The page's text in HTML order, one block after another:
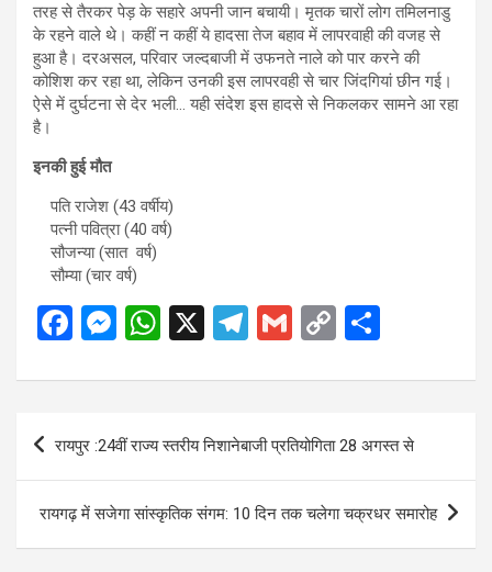
तरह से तैरकर पेड़ के सहारे अपनी जान बचायी। मृतक चारों लोग तमिलनाडु
के रहने वाले थे। कहीं न कहीं ये हादसा तेज बहाव में लापरवाही की वजह से
हुआ है। दरअसल, परिवार जल्दबाजी में उफनते नाले को पार करने की
कोशिश कर रहा था, लेकिन उनकी इस लापरवही से चार जिंदगियां छीन गई।
ऐसे में दुर्घटना से देर भली… यही संदेश इस हादसे से निकलकर सामने आ रहा
है।
इनकी हुई मौत
पति राजेश (43 वर्षीय)
पत्नी पवित्रा (40 वर्ष)
सौजन्या (सात वर्ष)
सौम्या (चार वर्ष)
F
ce
o
o
k
M
se
n
g
er
W
at
A
p
p
X
T
e
gr
a
m
G
ail
C
py
Li
n
k
ar
Post
navigation
रायपुर :24वीं राज्य स्तरीय निशानेबाजी प्रतियोगिता 28 अगस्त से
रायगढ़ में सजेगा सांस्कृतिक संगम: 10 दिन तक चलेगा चक्रधर समारोह